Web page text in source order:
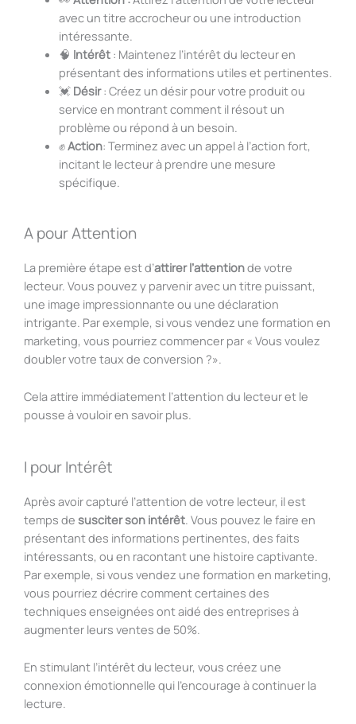
avec un titre accrocheur ou une introduction
intéressante.
🧠 Intérêt : Maintenez l’intérêt du lecteur en
présentant des informations utiles et pertinentes.
💓 Désir: Créez un désir pour votre produit ou
service en montrant comment il résout un
problème ou répond à un besoin.
✊Action: Terminez avec un appel à l’action fort,
incitant le lecteur à prendre une mesure
spécifique.
A pour Attention
La première étape est d’attirer l’attentionde votre
lecteur. Vous pouvez y parvenir avec un titre puissant,
une image impressionnante ou une déclaration
intrigante. Par exemple, si vous vendez une formation en
marketing, vous pourriez commencer par « Vous voulez
doubler votre taux de conversion ?».
Cela attire immédiatement l’attention du lecteur et le
pousse à vouloir en savoir plus.
I pour Intérêt
Après avoir capturé l’attention de votre lecteur, il est
temps de susciter son intérêt. Vous pouvez le faire en
présentant des informations pertinentes, des faits
intéressants, ou en racontant une histoire captivante.
Par exemple, si vous vendez une formation en marketing,
vous pourriez décrire comment certaines des
techniques enseignées ont aidé des entreprises à
augmenter leurs ventes de 50%.
En stimulant l’intérêt du lecteur, vous créez une
connexion émotionnelle qui l’encourage à continuer la
lecture.